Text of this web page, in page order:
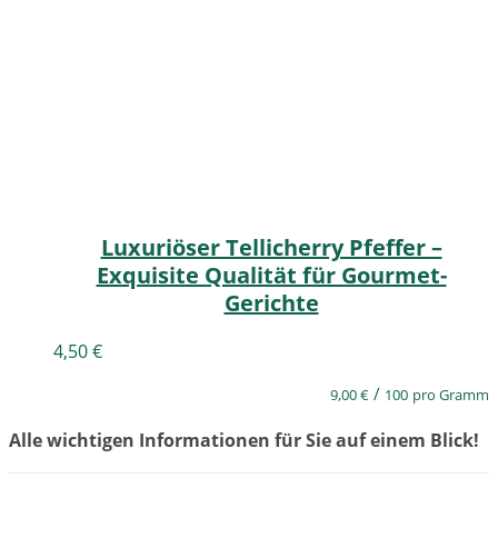
Luxuriöser Tellicherry Pfeffer –
Exquisite Qualität für Gourmet-
Gerichte
4,50€
9,00€ / 100 pro Gramm
Alle wichtigen Informationen für Sie auf einem Blick!